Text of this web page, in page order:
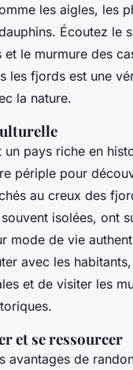
les aigles, les
Écoutez le
et le murmure des
les fjords est une
la nature.
un pays riche en
périple pour
au creux des
isolées, ont
mode de vie
avec les
et de visiter les
et se ressourcer
avantages de